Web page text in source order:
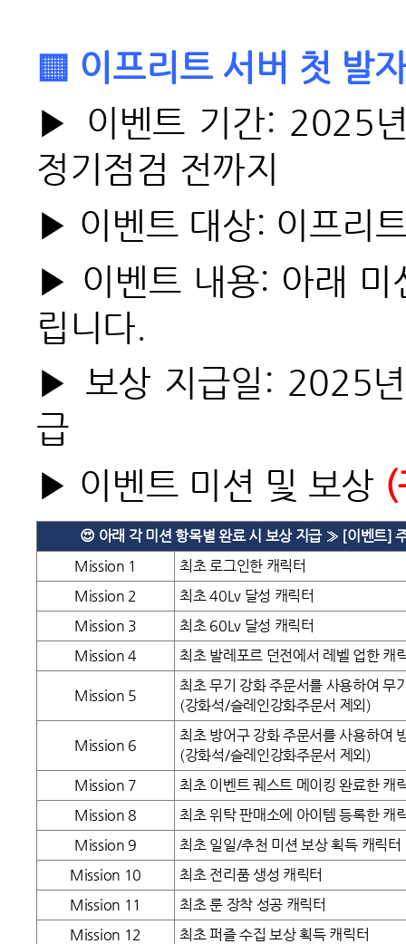
▒ 이프리트 서버 첫 발
▶ 이벤트 기간: 2025
정기점검 전까지
▶ 이벤트 대상: 이프리
▶ 이벤트 내용: 아래 미
립니다.
▶ 보상 지급일: 2025
급
▶ 이벤트 미션 및 보상 (
😍 아래 각 미션 항목별 완료 시 보상 지급 » [이벤트]
Mission 1
최초 로그인한 캐릭터
Mission 2
최초 40Lv 달성 캐릭터
Mission 3
최초 60Lv 달성 캐릭터
Mission 4
최초 발레포르 던전에서 레벨 업한 캐
Mission 5
최초 무기 강화 주문서를 사용하여 무
(강화석/슬레인강화주문서 제외)
Mission 6
최초 방어구 강화 주문서를 사용하여
(강화석/슬레인강화주문서 제외)
Mission 7
최초 이벤트 퀘스트 메이킹 완료한 캐
Mission 8
최초 위탁 판매소에 아이템 등록한 캐
Mission 9
최초 일일/추천 미션 보상 획득 캐릭터
Mission 10
최초 전리품 생성 캐릭터
Mission 11
최초 룬 장착 성공 캐릭터
Mission 12
최초 퍼즐 수집 보상 획득 캐릭터